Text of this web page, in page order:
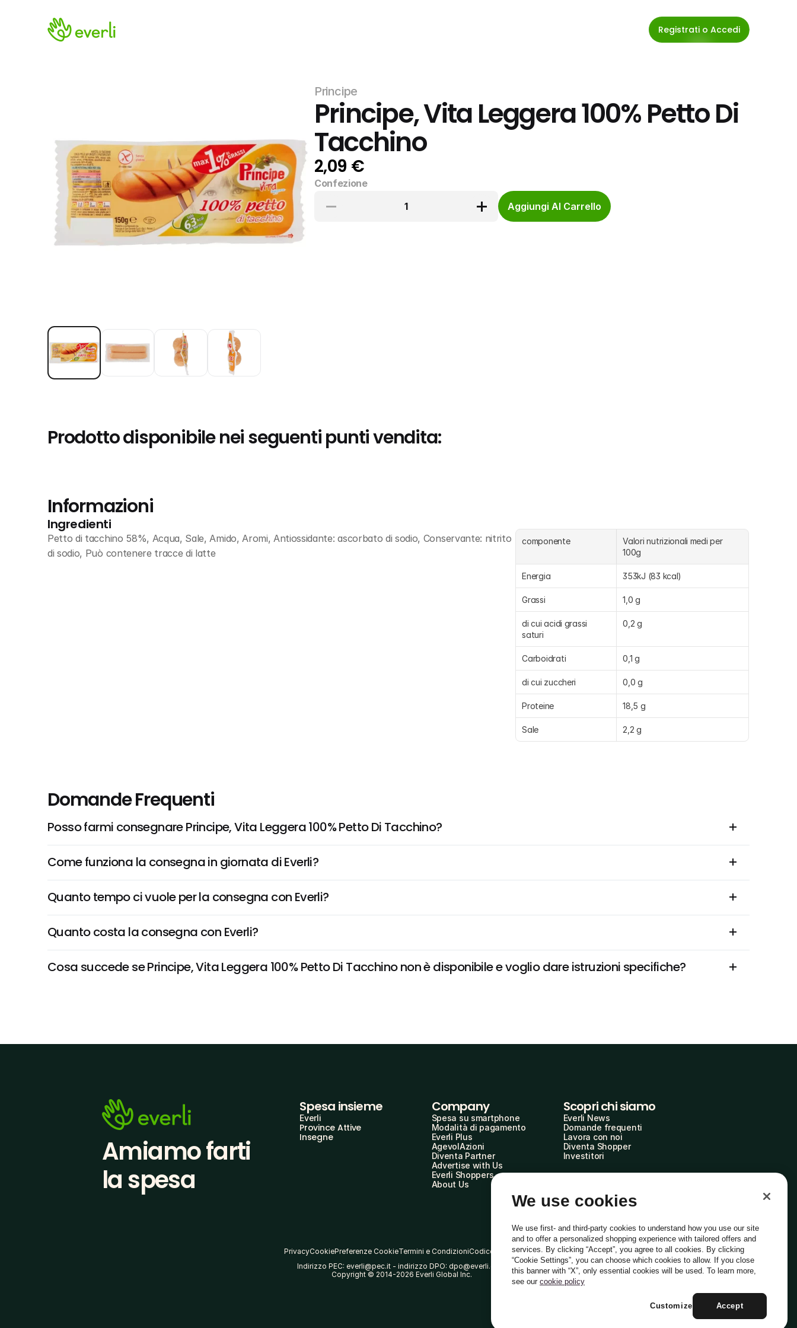
Registrati o Accedi
Principe
Principe, Vita Leggera 100% Petto Di
Tacchino
2,09 €
Confezione
1
Aggiungi Al Carrello
Prodotto disponibile nei seguenti punti vendita:
Informazioni
Ingredienti
Petto di tacchino 58%, Acqua, Sale, Amido, Aromi, Antiossidante: ascorbato di sodio, Conservante: nitrito
di sodio, Può contenere tracce di latte
componente
Valori nutrizionali medi per
100g
Energia 353kJ (83 kcal)
Grassi 1,0 g
di cui acidi grassi
saturi
0,2 g
Carboidrati 0,1 g
di cui zuccheri 0,0 g
Proteine 18,5 g
Sale 2,2 g
Domande Frequenti
Posso farmi consegnare Principe, Vita Leggera 100% Petto Di Tacchino?
Come funziona la consegna in giornata di Everli?
Quanto tempo ci vuole per la consegna con Everli?
Quanto costa la consegna con Everli?
Cosa succede se Principe, Vita Leggera 100% Petto Di Tacchino non è disponibile e voglio dare istruzioni specifiche?
Amiamo farti
la spesa
Spesa insieme
Everli
Province Attive
Insegne
Company
Spesa su smartphone
Modalità di pagamento
Everli Plus
AgevolAzioni
Diventa Partner
Advertise with Us
Everli Shoppers
About Us
Scopri chi siamo
Everli News
Domande frequenti
Lavora con noi
Diventa Shopper
Investitori
PrivacyCookiePreferenze CookieTermini e CondizioniCodice Etico
Indirizzo PEC: everli@pec.it - indirizzo DPO: dpo@everli.com
Copyright © 2014-2026 Everli Global Inc.
Italiano
We use cookies
We use first- and third-party cookies to understand how you use our site
and to offer a personalized shopping experience with tailored offers and
services. By clicking “Accept”, you agree to all cookies. By clicking
“Cookie Settings”, you can choose which cookies to allow. If you close
this banner with “X”, only essential cookies will be used. To learn more,
see our cookie policy
Accept
Customize